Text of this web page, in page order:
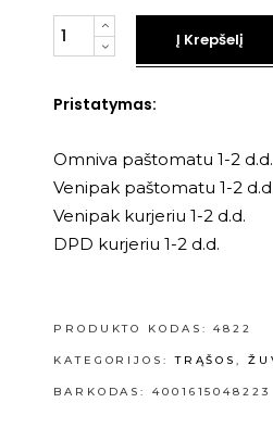
Kiekis
Į Krepšelį
Pristatymas:
Omniva paštomatu 1-2 d.d.
Venipak paštomatu 1-2 d.d.
Venipak kurjeriu 1-2 d.d.
DPD kurjeriu 1-2 d.d.
PRODUKTO KODAS:4822
KATEGORIJOS:TRĄŠOS,
BARKODAS: 4001615048223